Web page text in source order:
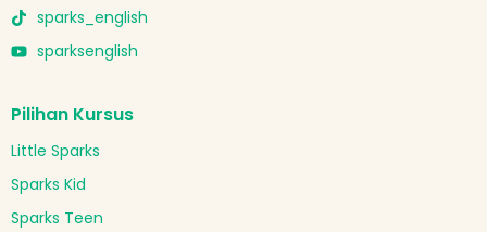
sparks_english
sparksenglish
Pilihan Kursus
Little Sparks
Sparks Kid
Sparks Teen